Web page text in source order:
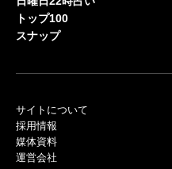
トップ100
スナップ
サイトについて
採用情報
媒体資料
運営会社